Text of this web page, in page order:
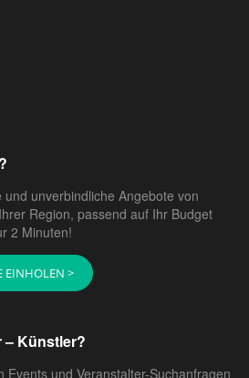
unverbindliche Angebote von
Region, passend auf Ihr Budget
2 Minuten!
EINHOLEN >
– Künstler?
Events und Veranstalter-Suchanfragen